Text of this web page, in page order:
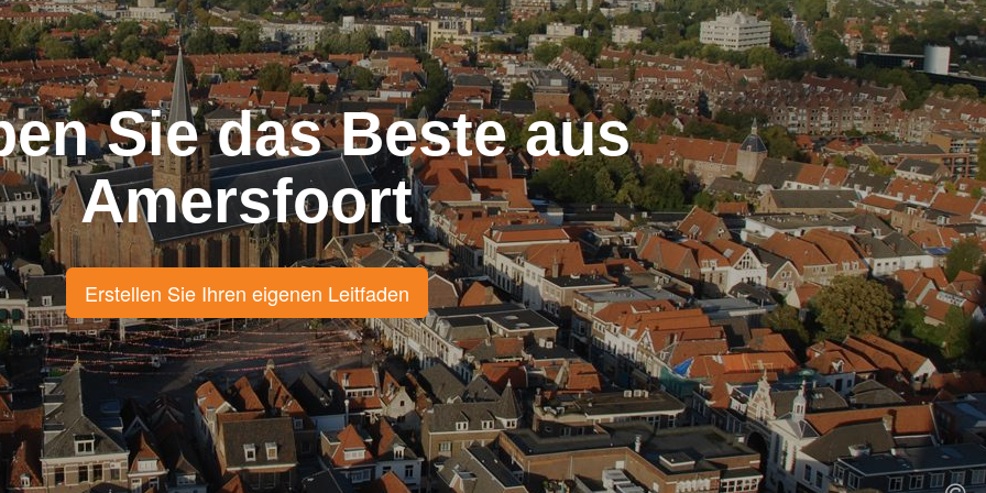
Sie das Beste aus
Amersfoort
Erstellen Sie Ihren eigenen Leitfaden